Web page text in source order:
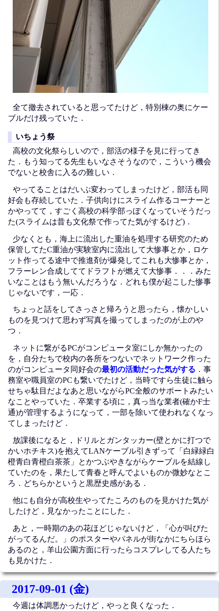
全て撤去されていると思ってたけど，特別棟の奥にケー
ブルだけ残っていた．
いちょう祭
高校の文化祭らしいので，部活の様子を見に行ってき
た．もう知ってる先生もいなさそうなので，こういう機会
でないと校舎に入るの難しい．
やってることはだいぶ変わってしまったけど，部活も同
好会も存続していた．子供向けにスライム作るコーナーと
かやってて，すごく高校の科学部っぽくなっていそうだっ
た(スライムは昔も文化祭で作ってた気がするけど)．
少なくとも，海上に流出した重油を処理する研究のため
保管してたC重油が実験室内に流出して大惨事とか，ロケ
ット作ってる途中で推進剤が爆発してこれも大惨事とか，
フラーレン合成しててドラフトが燃えて大惨事．．．みた
いなことはもう無いんだろうな．どれも僕が起こした惨事
じゃないです，一応．
ちょっと話をしてさっさと帰ろうと思ったら，懐かしい
ものを見つけて思わず写真を撮ってしまったのが上のや
つ．
ネットに繋がるPCがコンピュータ室にしか無かったの
を，自分たちで校内の各所をつないでネットワーク作った
のがコンピュータ同好会の最初の活動だった気がする ．事
務室や職員室のPCも繋いでたけど，当時ですら生徒に触ら
せちゃ駄目だよなあと思いながらPC全般のサポートみたい
なことやっていた．卒業する頃に，真っ当な業者(確かF士
通)が管理するようになって，一部を除いて使われなくなっ
てしまったけど．
放課後になると，ドリルとガンタッカー(壁とかに打つで
かいホチキス)を抱えてLANケーブル引きずって「白緑緑白
橙青白青橙白茶茶」とかつぶやきながらケーブルを結線し
ていたのを，果たして青春と呼んでよいものか微妙なとこ
ろ．どちらかというと黒歴史感がある．
他にも自分が高校生やってたころのものを見かけた気が
したけど，見なかったことにした．
あと，一時期のあの花ほどじゃないけど，「心が叫びた
がってるんだ。」のポスターやパネルが街なかにちらほら
あるのと，羊山公園方面に行ったらコスプレしてる人たち
も見かけた．
2017-09-01 (金)
今週は体調悪かったけど，やっと良くなった．